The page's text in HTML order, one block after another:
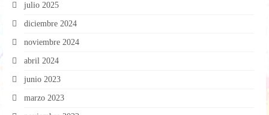
julio 2025
diciembre 2024
noviembre 2024
abril 2024
junio 2023
marzo 2023